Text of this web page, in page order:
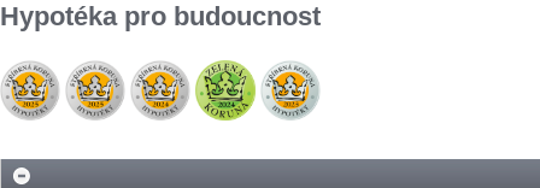
Hypotéka pro budoucnost